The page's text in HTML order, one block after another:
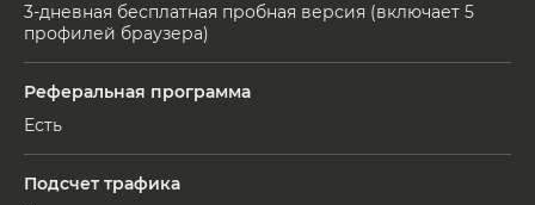
3-дневная бесплатная пробная версия (включает 5
профилей браузера)
Реферальная программа
Есть
Подсчет трафика